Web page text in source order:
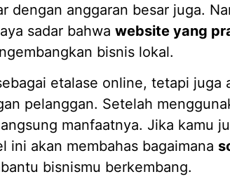
dengan anggaran besar juga.
sadar bahwa website yang
bisnis lokal.
etalase online, tetapi juga
pelanggan. Setelah
manfaatnya. Jika kamu
ini akan membahas bagaimana
bisnismu berkembang.